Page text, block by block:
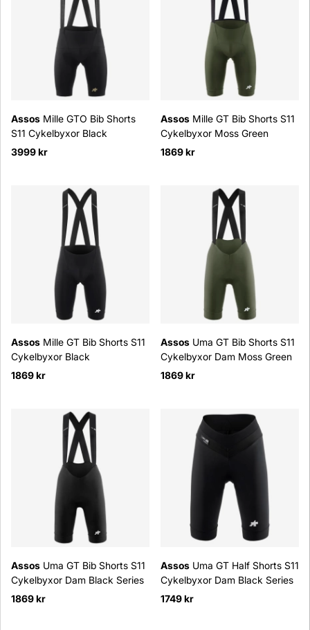
Assos Mille GTO Bib Shorts
S11 Cykelbyxor Black
3999 kr
Assos Mille GT Bib Shorts S11
Cykelbyxor Moss Green
1869 kr
Assos Mille GT Bib Shorts S11
Cykelbyxor Black
1869 kr
Assos Uma GT Bib Shorts S11
Cykelbyxor Dam Moss Green
1869 kr
Assos Uma GT Bib Shorts S11
Cykelbyxor Dam Black Series
1869 kr
Assos Uma GT Half Shorts S11
Cykelbyxor Dam Black Series
1749 kr